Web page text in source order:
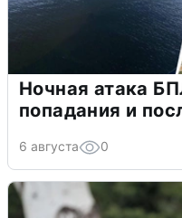
Ночная атака
попадания и
6 августа 0